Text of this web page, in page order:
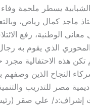
الوطنية الشبابية
معاني الوطنية، رفع
الذي يقوم به
هذه الاحتفالية
النجاح الذين وصفهم
مصر للتدريب
إشراف:​د/ علي صقر